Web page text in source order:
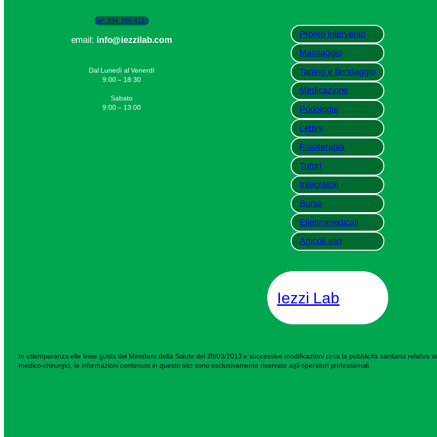
Tel: 334 366 4119
email: info@iezzilab.com
Dal Lunedì al Venerdì
9:00 – 18:30
Sabato
9:00 – 13:00
Pronto intervento
Massaggio
Taping e bendaggio
Medicazione
Podologia
Lettini
Fisioterapia
Tutori
Integratori
Borse
Ellettromedicali
Articoli vari
Iezzi Lab
In ottemperanza elle linee guida del Ministero della Salute del 28/03/2013 e successive modificazioni circa la pubblicità sanitaria relativa
medico-chirurgici, le informazioni contenute in questo sito sono esclusivamente riservate agli operatori professionali.